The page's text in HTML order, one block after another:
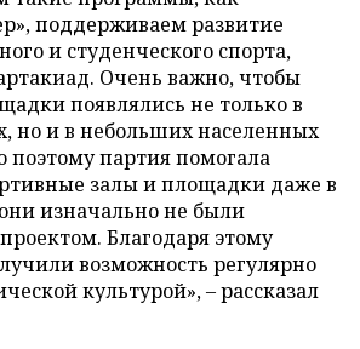
поддерживаем развитие
и студенческого спорта,
Очень важно, чтобы
появлялись не только в
но и в небольших населенных
партия помогала
залы и площадки даже в
изначально не были
Благодаря этому
возможность регулярно
культурой», – рассказал